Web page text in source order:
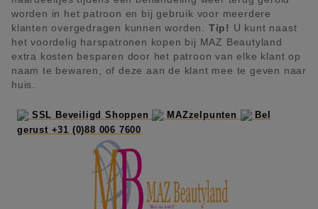
worden in het patroon en bij gebruik voor meerdere
klanten overgedragen kunnen worden. Tip! U kunt naast
het voordelig harspatronen kopen bij MAZ Beautyland
extra kosten besparen door het patroon van elke klant op
naam te bewaren, of deze aan de klant mee te geven naar
huis.
SSL Beveiligd Shoppen MAZzelpunten
Bel
gerust +31 (0)88 006 7600